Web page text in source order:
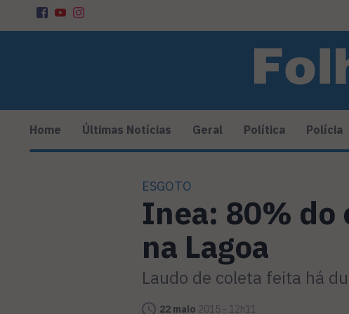
Home Últimas Notícias Geral Política Polícia
ESGOTO
Inea: 80% do
na Lagoa
Laudo de coleta feita há
22 maio 2015 - 12h11